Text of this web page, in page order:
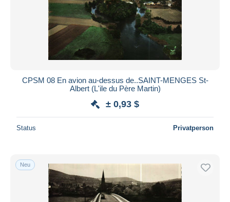
CPSM 08 En avion au-dessus de..SAINT-MENGES St-
Albert (L'ile du Père Martin)
± 0,93 $
Status Privatperson
Neu